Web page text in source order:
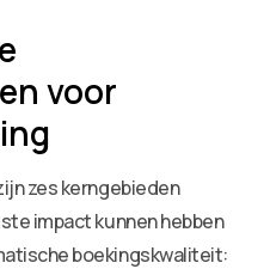
voor
zes kerngebieden
impact kunnen hebben
boekingskwaliteit: